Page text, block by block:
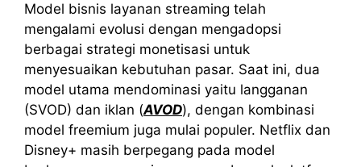
Model bisnis layanan streaming telah
mengalami evolusi dengan mengadopsi
berbagai strategi monetisasi untuk
menyesuaikan kebutuhan pasar. Saat ini, dua
model utama mendominasi yaitu langganan
(SVOD) dan iklan (AVOD), dengan kombinasi
model freemium juga mulai populer. Netflix dan
Disney+ masih berpegang pada model